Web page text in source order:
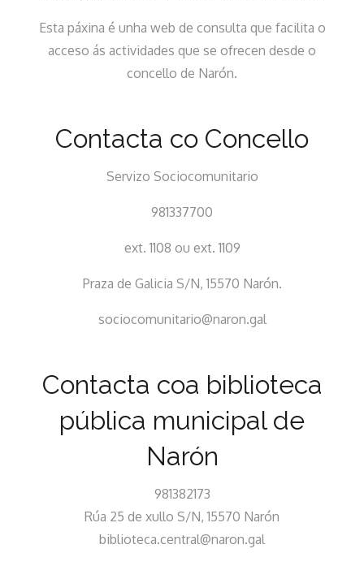
Esta páxina é unha web de consulta que facilita o
acceso ás actividades que se ofrecen desde o
concello de Narón.
Contacta co Concello
Servizo Sociocomunitario
981337700
ext. 1108 ou ext. 1109
Praza de Galicia S/N, 15570 Narón.
sociocomunitario@naron.gal
Contacta coa biblioteca
pública municipal de
Narón
981382173
Rúa 25 de xullo S/N, 15570 Narón
biblioteca.central@naron.gal